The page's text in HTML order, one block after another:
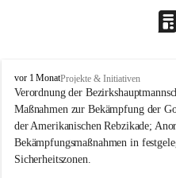
O
s
l
i
p
vor 1 MonatProjekte & Initiativen
Verordnung der
Maßnahmen zur Bekämpfung der
der Amerikanischen Rebzikade;
Bekämpfungsmaßnahmen in
Sicherheitszonen.